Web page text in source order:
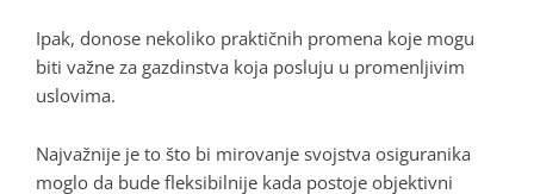
Ipak, donose nekoliko praktičnih promena koje mogu
biti važne za gazdinstva koja posluju u promenljivim
uslovima.
Najvažnije je to što bi mirovanje svojstva osiguranika
moglo da bude fleksibilnije kada postoje objektivni